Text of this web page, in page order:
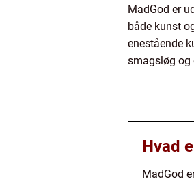
MadGod er
både kunst
enestående
smagsløg
Hvad
MadGod